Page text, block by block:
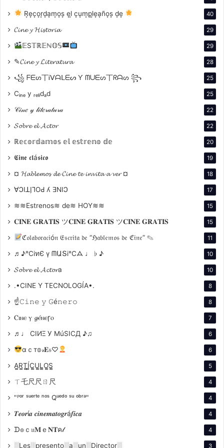
Sin embargo, hubo una película que ocupó un
lugar especial en su corazón:
Babette(1987) de
R͙e͙c͙o͙r͙d͙a͙m͙o͙s͙ e͙l͙ c͙u͙m͙p͙l͙e͙a͙ño͙s͙ d͙e͙ 40
𝓒𝓲𝓷𝓮 𝔂 𝓗𝓲𝓼𝓽𝓸𝓻𝓲𝓪 29
𝔼S𝕋ℝ𝔼ℕ𝕆𝕊 29
✎𝓒𝓲𝓷𝓮 𝔂 𝓛𝓲𝓽𝓮𝓻𝓪𝓽𝓾𝓻𝓪 28
꧁ ᖴᗴᔕ丅Ꭵᐯᗩᒪᗴᔕ Ƴ ᗰᑌᗴᔕ丅ᖇᗩᔕ ꧂ 25
Cᵢₙₑ y ᵣₑₗᵢdₐd 25
𝒞𝒾𝓃𝑒 𝓎 𝓁𝒾𝓉𝑒𝓇𝒶𝓉𝓊𝓇𝒶 22
𝓢𝓸𝓫𝓻𝓮 𝓮𝓵 𝓐𝓬𝓽𝓸𝓻 22
ℝ𝕖𝕔𝕠𝕣𝕕𝕒𝕞𝕠𝕤 𝕖𝕝 𝕖𝕤𝕥𝕣𝕖𝕟𝕠 𝕕𝕖 20
𝕮𝖎𝖓𝖊 𝖈𝖑á𝖘𝖎𝖈𝖔 19
¤ 𝓗𝓪𝓫𝓵𝓮𝓶𝓸𝓼 𝓭𝓮 𝓒𝓲𝓷𝓮 𝓽𝓮 𝓲𝓷𝓿𝓲𝓽𝓪 𝓪 𝓿𝓮𝓻 ¤ 18
∀ϽIꓕI̗⅂OԀ ʎ ƎNIϽ 17
≋≋Estrenos≋ de≋ HOY≋≋ 15
𝐂𝐈𝐍𝐄 𝐆𝐑𝐀𝐓𝐈𝐒 ツ𝐂𝐈𝐍𝐄 𝐆𝐑𝐀𝐓𝐈𝐒 ツ𝐂𝐈𝐍𝐄 𝐆𝐑𝐀𝐓𝐈𝐒 15
ℭ𝔬𝔩𝔞𝔟𝔬𝔯𝔞𝔠𝔦ó𝔫 𝔈𝔰𝔠𝔯𝔦𝔱𝔞 𝔡𝔢 “ℌ𝔞𝔟𝔩𝔢𝔪𝔬𝔰 𝔡𝔢 ℭ𝔦𝔫𝔢” ✎ 11
♬♪℃іทЄ ү ᗰԱՏі℃ᗋ ♩ ♭ ♪ 10
𝓢𝓸𝓫𝓻𝓮 𝓮𝓵 𝓐𝓬𝓽𝓸𝓻a 10
.•CINE Y TECNOLOGÍA•. 8
☝𝙲𝚒𝚗𝚎 𝚢 𝙶é𝚗𝚎𝚛𝚘 8
Ⲥⲓⲛⲉ ⲩ 𝓰ⲉ́ⲛⲉꞅⲟ 7
♬♩ CIИΞ У MúSICД ♪♫ 6
αｃт𝕠𝓇𝐄𝔰♡ 6
A̳R̳T̳Í̳C̳U̳L̳O̳S̳ 5
ㄒ乇尺尺ㄖ尺 4
"ᴾᵒʳ ˢᵘᵉʳᵗᵉ ⁿᵒˢ Qᵘᵉᵈᵒ ˢᵘ ᵒᵇʳᵃ" 4
𝑻𝒆𝒐𝒓í𝒂 𝒄𝒊𝒏𝒆𝒎𝒂𝒕𝒐𝒈𝒓á𝒇𝒊𝒄𝒂 4
ᗪ๏ｃ𝔲𝐌ｅ𝐍𝐓ค𝓁 4
░Les░presento░a░un░Director░ 3